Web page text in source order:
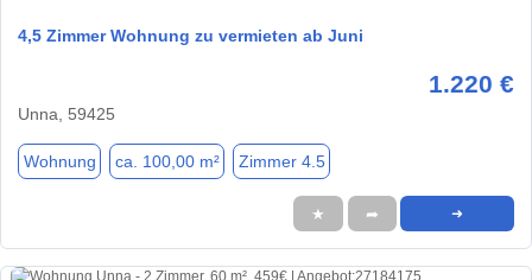
4,5 Zimmer Wohnung zu vermieten ab Juni
1.220 €
Unna, 59425
Wohnung ca. 100,00 m² Zimmer 4.5
★ ➦ ➜